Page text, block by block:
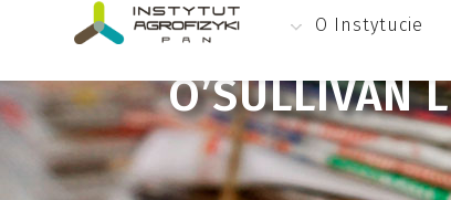
O Instytucie
O’SULLIVAN